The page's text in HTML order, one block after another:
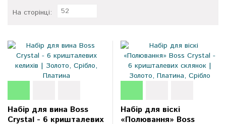
На сторінці: 52
Набір для вина Boss
Crystal - 6 кришталевих
Набір для віскі
«Полювання» Boss